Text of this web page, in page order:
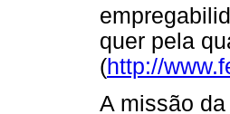
quer pela
(http://
A missão